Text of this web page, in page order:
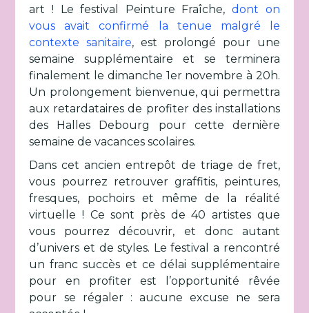
art ! Le festival Peinture Fraîche, dont on
vous avait confirmé la tenue malgré le
contexte sanitaire, est prolongé pour une
semaine supplémentaire et se terminera
finalement le dimanche 1er novembre à 20h.
Un prolongement bienvenue, qui permettra
aux retardataires de profiter des installations
des Halles Debourg pour cette dernière
semaine de vacances scolaires.
Dans cet ancien entrepôt de triage de fret,
vous pourrez retrouver graffitis, peintures,
fresques, pochoirs et même de la réalité
virtuelle ! Ce sont près de 40 artistes que
vous pourrez découvrir, et donc autant
d’univers et de styles. Le festival a rencontré
un franc succès et ce délai supplémentaire
pour en profiter est l’opportunité rêvée
pour se régaler : aucune excuse ne sera